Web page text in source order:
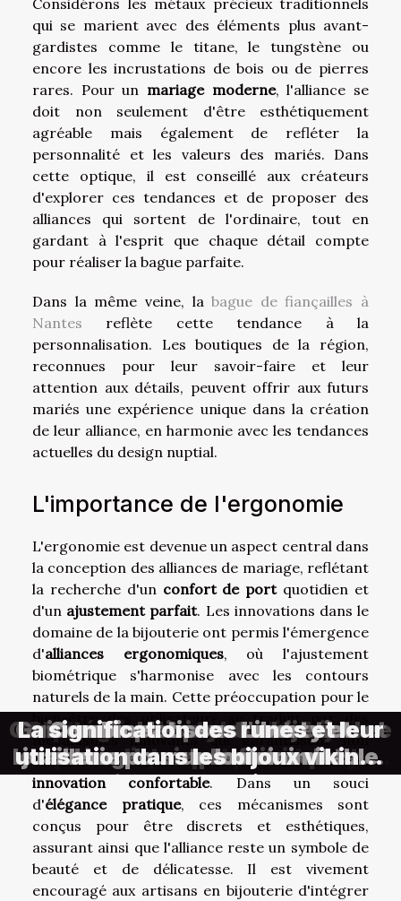
qui se marient avec des éléments plus avant-
gardistes comme le titane, le tungstène ou
encore les incrustations de bois ou de pierres
rares. Pour un mariage moderne, l'alliance se
doit non seulement d'être esthétiquement
agréable mais également de refléter la
personnalité et les valeurs des mariés. Dans
cette optique, il est conseillé aux créateurs
d'explorer ces tendances et de proposer des
alliances qui sortent de l'ordinaire, tout en
gardant à l'esprit que chaque détail compte
pour réaliser la bague parfaite.
Dans la même veine, labague de fiançailles à
Nantes reflète cette tendance à la
personnalisation. Les boutiques de la région,
reconnues pour leur savoir-faire et leur
attention aux détails, peuvent offrir aux futurs
mariés une expérience unique dans la création
de leur alliance, en harmonie avec les tendances
actuelles du design nuptial.
L'importance de l'ergonomie
L'ergonomie est devenue un aspect central dans
la conception des alliances de mariage, reflétant
la recherche d'un confort de portquotidien et
d'un ajustement parfait. Les innovations dans le
domaine de la bijouterie ont permis l'émergence
d'alliances ergonomiques, où l'ajustement
biométrique s'harmonise avec les contours
naturels de la main. Cette préoccupation pour le
bien-être des utilisateurs se traduit par des
mécanismes innovants qui garantissent non
seulement une facilité d'utilisation mais aussi une
innovation confortable. Dans un souci
d'élégance pratique, ces mécanismes sont
conçus pour être discrets et esthétiques,
assurant ainsi que l'alliance reste un symbole de
beauté et de délicatesse. Il est vivement
encouragé aux artisans en bijouterie d'intégrer
Joaillerie minimaliste – Sélection
de pièces épurées pour un style
chic et sobre
Exploration du symbolisme des
anneaux entrelacés dans
différentes cultures
Stratégies de style avec bijoux
minimalistes pour un impact
maximal
Comment choisir votre bijou arbre
de vie parfait
Guide complet pour l'entretien et
le rechargement des bracelets en
pierres naturelles
Combinez tissus Liberty et
joaillerie pour un look inimitable
La signification des runes et leur
utilisation dans les bijoux vikings
contemporains